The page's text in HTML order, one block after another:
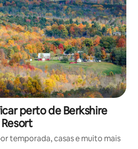
perto de Berkshire
temporada, casas e muito mais